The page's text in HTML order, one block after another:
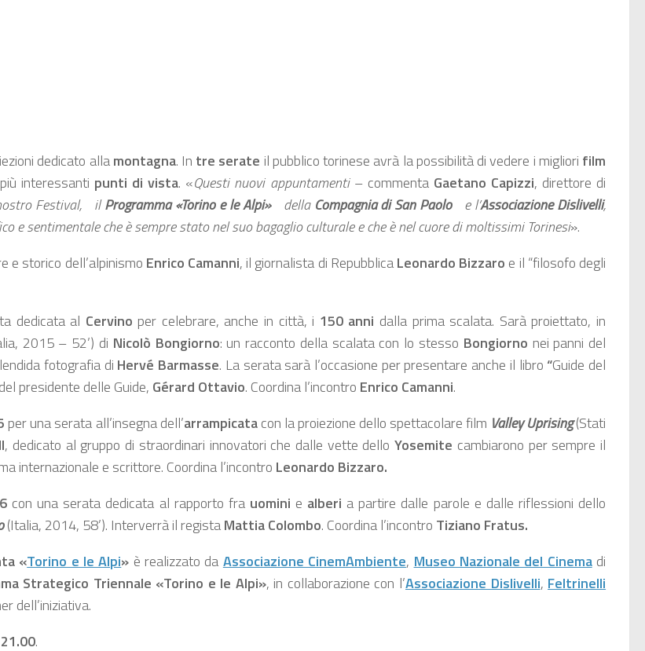
dedicato allamontagna. In tre serate il pubblico torinese avrà la possibilità di vedere i migliori film
interessanti punti di vista. «Questi nuovi appuntamenti– commenta Gaetano Capizzi, direttore di
Festival, il Programma «Torino e le Alpi»della Compagnia di San Paoloe l’Associazione Dislivelli,
sentimentale che è sempre stato nel suo bagaglio culturale e che è nel cuore di moltissimi Torinesi».
e storico dell’alpinismo Enrico Camanni, il giornalista di RepubblicaLeonardo Bizzaro e il “filosofo degli
dedicata al Cervino per celebrare, anche in città, i 150 anni dalla prima scalata. Sarà proiettato, in
2015 – 52’) di Nicolò Bongiorno: un racconto della scalata con lo stesso Bongiorno nei panni del
fotografia di Hervé Barmasse. La serata sarà l’occasione per presentare anche il libro “Guide del
presidente delle Guide, Gérard Ottavio. Coordina l’incontro Enrico Camanni.
per una serata all’insegna dell’arrampicatacon la proiezione dello spettacolare film Valley Uprising(Stati
, dedicato al gruppo di straordinari innovatori che dalle vette delloYosemite cambiarono per sempre il
internazionale e scrittore. Coordina l’incontro Leonardo Bizzaro.
con una serata dedicata al rapporto fra uomini e alberi a partire dalle parole e dalle riflessioni dello
(Italia, 2014, 58’). Interverrà il registaMattia Colombo. Coordina l’incontro Tiziano Fratus.
«Torino e le Alpi» è realizzato da Associazione CinemAmbiente, Museo Nazionale del Cinemadi
Strategico Triennale «Torino e le Alpi», in collaborazione con l’Associazione Dislivelli, Feltrinelli
dell’iniziativa.
.